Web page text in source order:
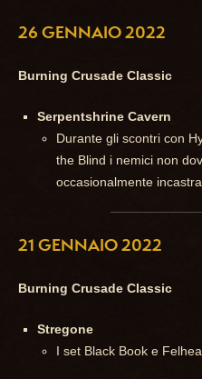
26 GENNAIO 2022
Burning Crusade Classic
Serpentshrine Cavern
Durante gli scontri con
the Blind i nemici non
occasionalmente
21 GENNAIO 2022
Burning Crusade Classic
Stregone
I set Black Book e